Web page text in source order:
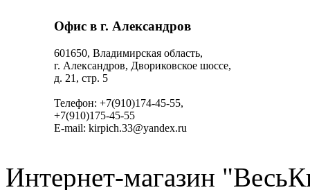
Офис в г. Александров
601650, Владимирская область,
г. Александров, Двориковское шоссе,
д. 21, стр. 5
Телефон: +7(910)174-45-55,
+7(910)175-45-55
E-mail: kirpich.33@yandex.ru
Интернет-магазин